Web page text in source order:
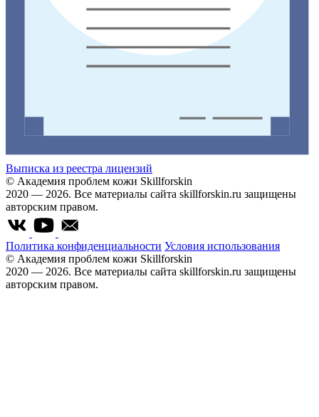
Выписка из реестра лицензий
© Академия проблем кожи Skillforskin
2020 — 2026. Все материалы сайта skillforskin.ru защищены
авторским правом.
Политика конфиденциальности Условия использования
© Академия проблем кожи Skillforskin
2020 — 2026. Все материалы сайта skillforskin.ru защищены
авторским правом.